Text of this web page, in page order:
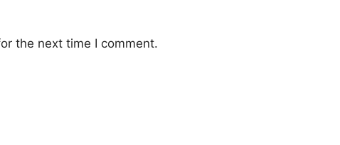
the next time I comment.